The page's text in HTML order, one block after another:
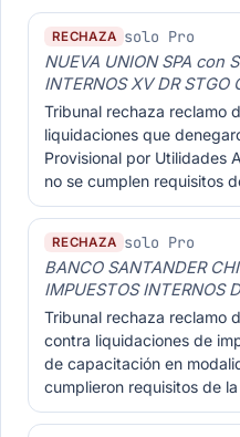
RECHAZA solo Pro
NUEVA UNION SPA con
INTERNOS XV DR STGO
Tribunal rechaza reclamo
liquidaciones que
Provisional por Utilidades
no se cumplen requisitos
RECHAZA solo Pro
BANCO SANTANDER
IMPUESTOS INTERNOS
Tribunal rechaza reclamo
contra liquidaciones de
de capacitación en
cumplieron requisitos de